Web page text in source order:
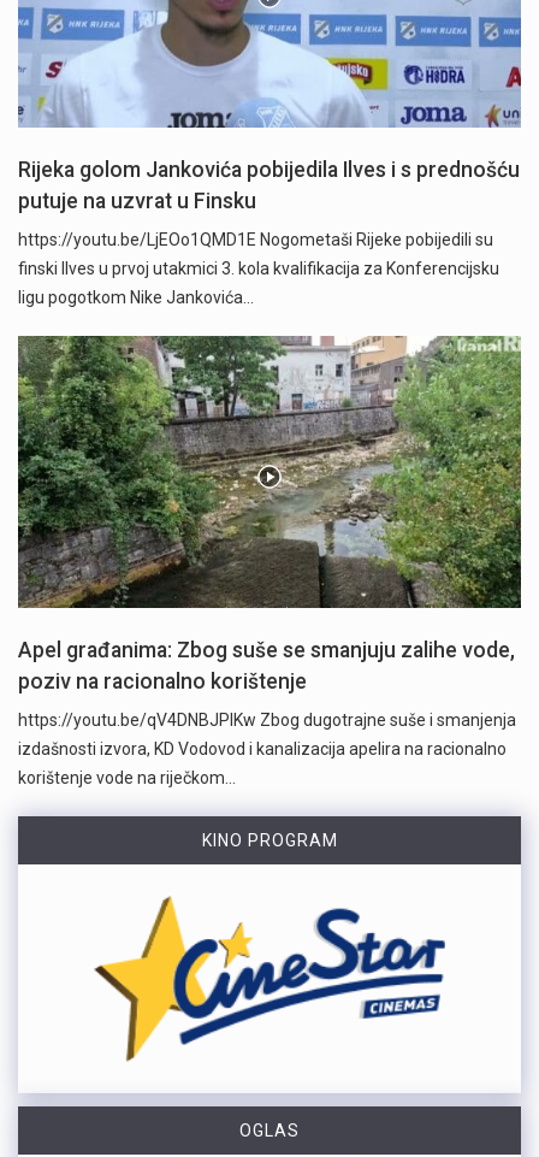
Rijeka golom Jankovića pobijedila Ilves i s prednošću
putuje na uzvrat u Finsku
https://youtu.be/LjEOo1QMD1E Nogometaši Rijeke pobijedili su
finski Ilves u prvoj utakmici 3. kola kvalifikacija za Konferencijsku
ligu pogotkom Nike Jankovića…
Apel građanima: Zbog suše se smanjuju zalihe vode,
poziv na racionalno korištenje
https://youtu.be/qV4DNBJPlKw Zbog dugotrajne suše i smanjenja
izdašnosti izvora, KD Vodovod i kanalizacija apelira na racionalno
korištenje vode na riječkom…
KINO PROGRAM
OGLAS